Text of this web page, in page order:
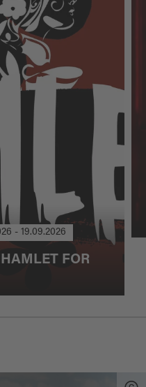
- 19.09.2026
FOR